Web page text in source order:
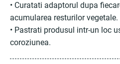
• Curatati adaptorul dupa
acumularea resturilor vegetale.
• Pastrati produsul intr-un loc
coroziunea.